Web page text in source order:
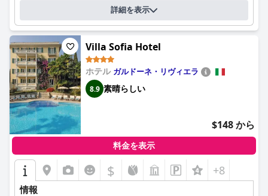
ホテルの駐車場は便利で安全ですが、追加の夜間料金に驚く人も
います。駐車場へのアクセスには多少不便な点があるものの、敷
地内とガレージの両方の駐車場、およびEチャージングステーシ
ョンの利用可能性は、ゲストのニーズを効果的に満たしていま
す。
家族連れは、フレンドリーなスタッフと小さなお子様向けの設備
で、ホテルが快適で歓迎的であると感じています。プールは子供
たちに人気があり、楽しい家族旅行に貢献しています。
要約すると、オリヴィ ホテル & ナチュラル スパは、その卓越し
たロケーション、素晴らしい食事、清潔で快適な客室、美しいプ
ールとスパ施設、そしてフレンドリーで気配りの行き届いたスタ
ッフで高く評価されており、リラックスして思い出に残る休暇に
最適な選択肢となっています。
す。このホテルのスタッフは、単に素晴らしいの一言で、多くの
お客様がその素晴らしい、親切でプロフェッショナルなサービス
を絶賛しています。ホテル オチェッレ テルメ＆スパ（大人専
用）のスパは、お客様から熱烈なレビューを受けており、多くの
お客様が温泉水と素晴らしい施設を称賛しています。屋内プール
と屋外プールの両方を含む美しいプールエリア、桟橋付きの素晴
らしいプライベートビーチ、快適な日光浴エリア、素敵なシーテ
ィングエリアもお客様から高く評価されています。ホテルの大人
専用ポリシーにより、お客様は平和で静かな雰囲気を楽しむこと
ができ、ロマンチックな休暇を探しているカップルにとって完璧
な隠れ家となっています。全体として、ホテル オチェッレ テル
メ＆スパ（大人専用）は、シルミオーネの隠れた宝石であり、強
詳細を表示
Villa Sofia Hotel
ホテル ガルドーネ・リヴィエラ
8.9 素晴らしい
$148 から
料金を表示
$ +8
情報